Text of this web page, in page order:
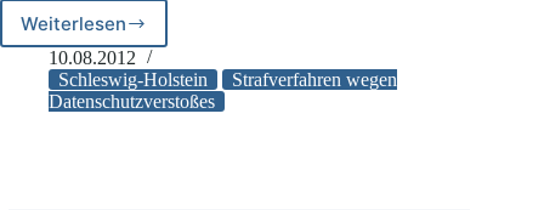
WeiterlesenSchleswig-
Holstein:
Strafverfahren
gegen
10.08.2012
Schleswig-Holstein
Strafverfahren wegen
Datenschutzverstoßes